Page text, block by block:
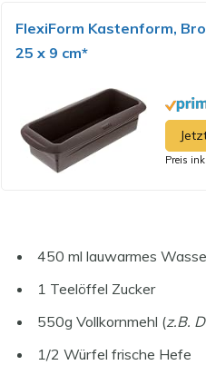
FlexiForm Kastenform,
25 x 9 cm*
Preis
450 ml lauwarmes
1 Teelöffel Zucker
550g Vollkornmehl (z.B.
1/2 Würfel frische Hefe